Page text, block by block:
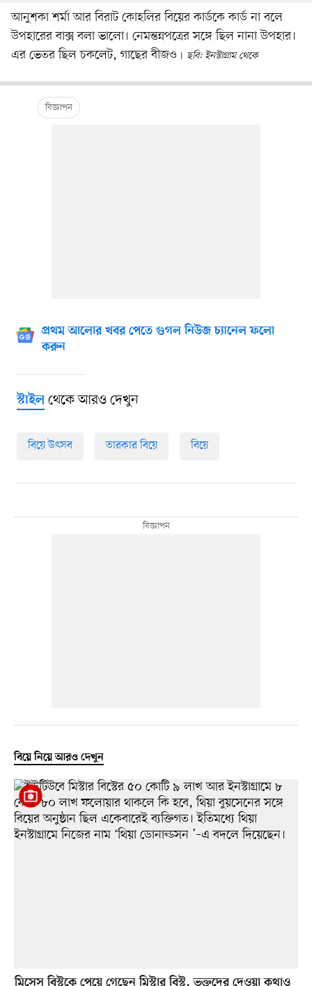
আনুশকা শর্মা আর বিরাট কোহলির বিয়ের কার্ডকে কার্ড না বলে
উপহারের বাক্স বলা ভালো। নেমন্তন্নপত্রের সঙ্গে ছিল নানা উপহার।
এর ভেতর ছিল চকলেট, গাছের বীজও
ছবি: ইনস্টাগ্রাম থেকে
প্রথম আলোর খবর পেতে গুগল নিউজ চ্যানেল ফলো
করুন
স্টাইলথেকে আরও দেখুন
বিয়ে উৎসব তারকার বিয়ে বিয়ে
বিয়ে নিয়ে আরও দেখুন